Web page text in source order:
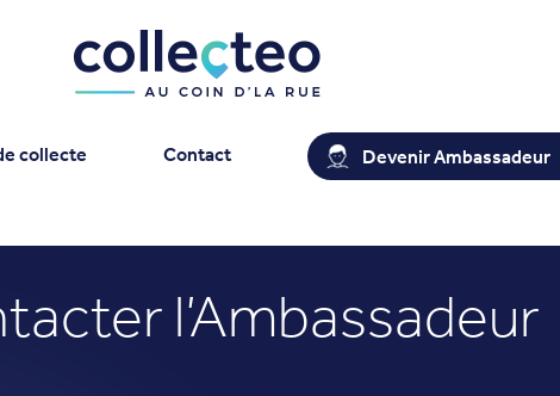
collecte Contact Devenir Ambassadeur
l’Ambassadeur